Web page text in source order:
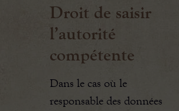
Droit de saisir
l’autorité
compétente
Dans le cas où le
responsable des données